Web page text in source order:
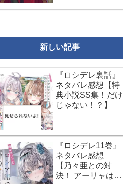
新しい記事
『ロシデレ裏話』
ネタバレ感想【特
典小説SS集！だけ
じゃない！？】
『ロシデレ11巻』
ネタバレ感想
【乃々亜との対
決！ アーリャは世